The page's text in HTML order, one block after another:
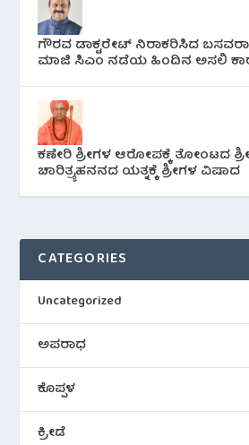
ಗೌರವ ಡಾಕ್ಟರೇಟ್ ನಿರಾಕರಿಸಿದ
ಮಾಜಿ ಸಿಎಂ ನಡೆಯ ಹಿಂದಿನ ಅಸಲಿ
ಕಣೇರಿ ಶ್ರೀಗಳ ಆರೋಪಕ್ಕೆ ತೋಂಟದ
ಚಾರಿತ್ರ್ಯಹನನದ ಯತ್ನಕ್ಕೆ ಶ್ರೀಗಳ ವಿಷಾದ
CATEGORIES
Uncategorized
ಅಪರಾಧ
ಕೊಪ್ಪಳ
ಕ್ರೀಡೆ